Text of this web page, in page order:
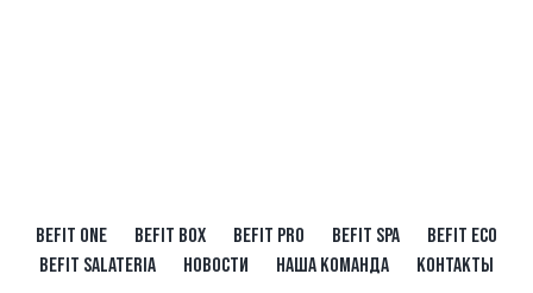
BEFIT ONE BEFIT BOX BEFIT PRO BEFIT SPA
BEFIT ECO
BEFIT SALATERIA
НОВОСТИ НАША КОМАНДА КОНТАКТЫ